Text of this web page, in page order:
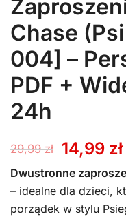
Chase
004] –
PDF +
24h
29,99zł
cena
14,99 zł
Dwustronne
– idealne dla dzieci,
porządek w stylu